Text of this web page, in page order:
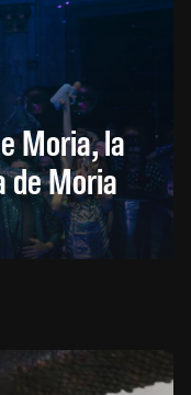
Moria, la
de Moria